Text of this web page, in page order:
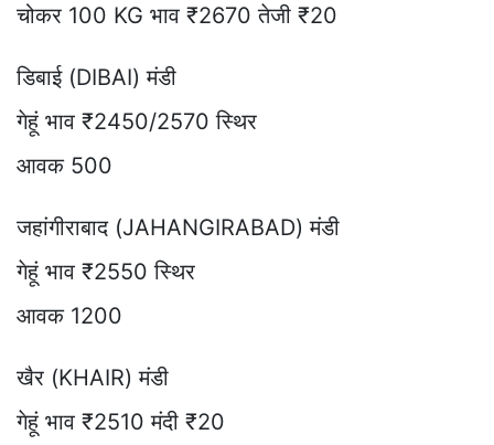
चोकर 100 KG भाव ₹2670 तेजी ₹20
डिबाई (DIBAI) मंडी
गेहूं भाव ₹2450/2570 स्थिर
आवक 500
जहांगीराबाद (JAHANGIRABAD) मंडी
गेहूं भाव ₹2550 स्थिर
आवक 1200
खैर (KHAIR) मंडी
गेहूं भाव ₹2510 मंदी ₹20